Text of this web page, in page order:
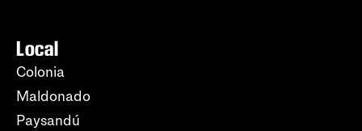
Local
Colonia
Maldonado
Paysandú